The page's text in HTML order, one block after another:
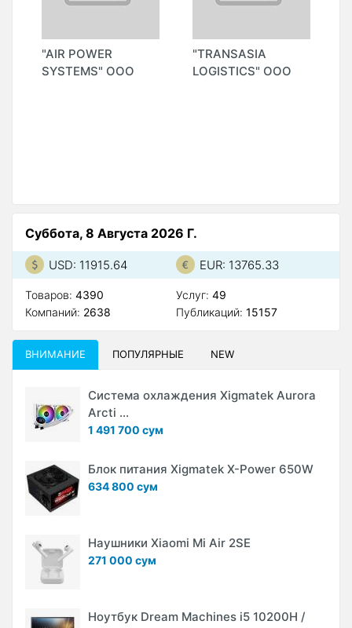
"AIR POWER
SYSTEMS" ООО
"TRANSASIA
LOGISTICS" ООО
Суббота, 8 Августа 2026 Г.
USD: 11915.64 EUR: 13765.33
Товаров: 4390
Компаний: 2638
Услуг: 49
Публикаций: 15157
ВНИМАНИЕ ПОПУЛЯРНЫЕ NEW
Система охлаждения Xigmatek Aurora
Arcti ...
1 491 700 сум
Блок питания Xigmatek X-Power 650W
634 800 сум
Наушники Xiaomi Mi Air 2SE
271 000 сум
Ноутбук Dream Machines i5 10200H /